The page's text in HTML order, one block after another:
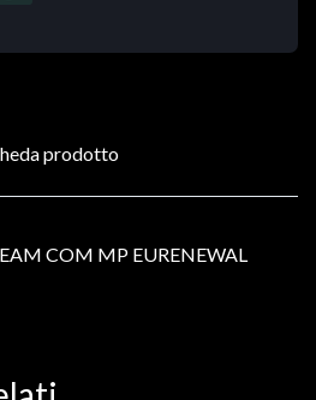
prodotto
COM MP EURENEWAL